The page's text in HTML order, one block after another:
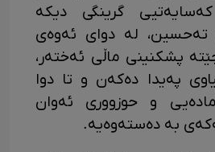
گرینگی دیکە
تەحسین، لە دوای ئەوەی
پشکنینی ماڵی ئەختەر،
پەیدا دەکەن و تا دوا
و حوزووری ئەوان
بە دەستەوەیە.